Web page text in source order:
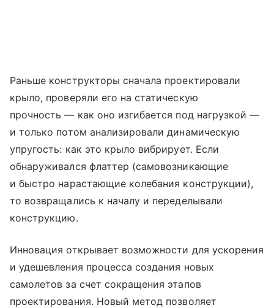
Раньше конструкторы сначала проектировали
крыло, проверяли его на статическую
прочность — как оно изгибается под нагрузкой —
и только потом анализировали динамическую
упругость: как это крыло вибрирует. Если
обнаруживался флаттер (самовозникающие
и быстро нарастающие колебания конструкции),
то возвращались к началу и переделывали
конструкцию.
Инновация открывает возможности для ускорения
и удешевления процесса создания новых
самолетов за счет сокращения этапов
проектирования. Новый метод позволяет